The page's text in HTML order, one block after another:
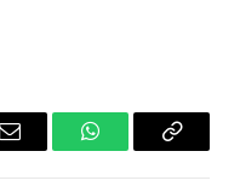
Email WhatsAppCopy